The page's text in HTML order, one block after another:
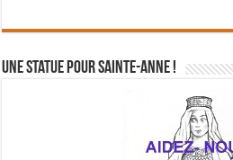
Une statue pour Sainte-Anne !